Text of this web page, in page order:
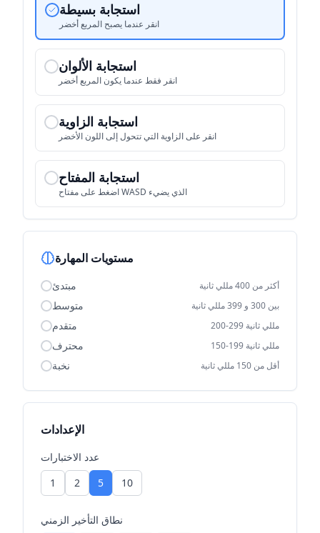
استجابة بسيطة
انقر عندما يصبح المربع أخضر
استجابة الألوان
انقر فقط عندما يكون المربع أخضر
استجابة الزاوية
انقر على الزاوية التي تتحول إلى اللون الأخضر
استجابة المفتاح
اضغط على مفتاح WASD الذي يضيء
مستويات المهارة
مبتدئ أكثر من 400 مللي ثانية
متوسط بين 300 و 399 مللي ثانية
متقدم 200-299 مللي ثانية
محترف 150-199 مللي ثانية
نخبة أقل من 150 مللي ثانية
الإعدادات
عدد الاختبارات
1
2 5 10
نطاق التأخير الزمني